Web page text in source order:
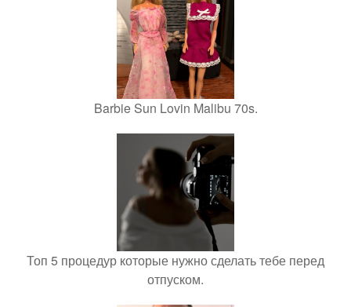
Barbie Sun Lovin Malibu 70s.
Топ 5 процедур которые нужно сделать тебе перед
отпуском.